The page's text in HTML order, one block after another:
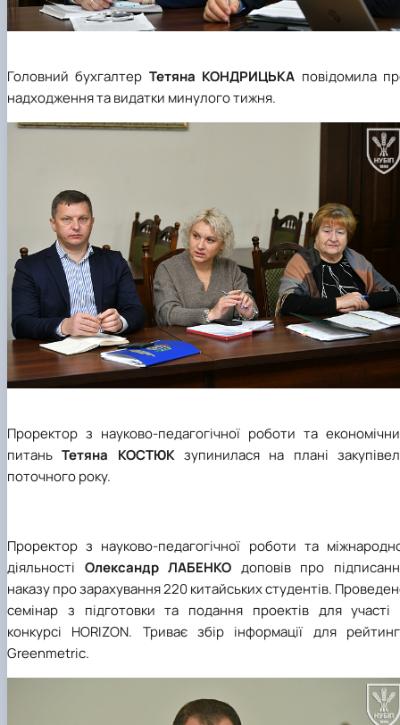
Головний бухгалтер Тетяна КОНДРИЦЬКА повідомила
надходження та видатки минулого тижня.
Проректор з науково-педагогічної роботи та
питаньТетяна КОСТЮКзупинилася на плані
поточного року.
Проректор з науково-педагогічної роботи та
діяльності Олександр ЛАБЕНКО доповів про
наказу про зарахування 220 китайських студентів.
семінар з підготовки та подання проектів для участі
конкурсі HORIZON. Триває збір інформації для
Greenmetric.